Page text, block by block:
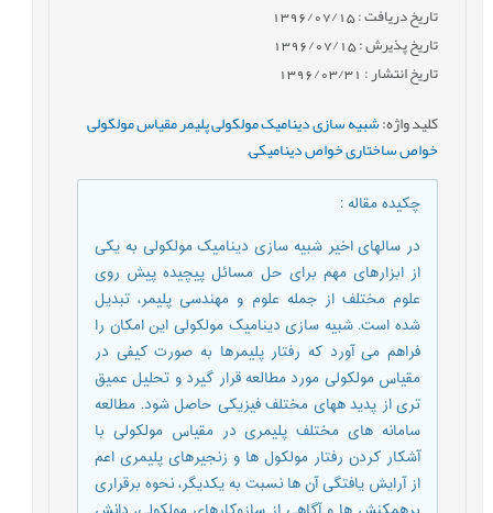
تاریخ دریافت : 1396/07/15
تاریخ پذیرش : 1396/07/15
تاریخ انتشار : 1396/03/31
کلید واژه:شبیه سازی دینامیک مولکولی پلیمر مقیاس مولکولی
خواص ساختاری خواص دینامیکی,
چکیده مقاله:
در سالهای اخیر شبیه سازی دینامیک مولکولی به یکی
از ابزارهای مهم برای حل مسائل پیچیده پیش روی
علوم مختلف از جمله علوم و مهندسی پلیمر، تبدیل
شده است. شبیه سازی دینامیک مولکولی این امکان را
فراهم می آورد که رفتار پلیمرها به صورت کیفی در
مقیاس مولکولی مورد مطالعه قرار گیرد و تحلیل عمیق
تری از پدید ههای مختلف فیزیکی حاصل شود. مطالعه
سامانه های مختلف پلیمری در مقیاس مولکولی با
آشکار کردن رفتار مولکول ها و زنجیرهای پلیمری اعم
از آرایش یافتگی آن ها نسبت به یکدیگر، نحوه برقراری